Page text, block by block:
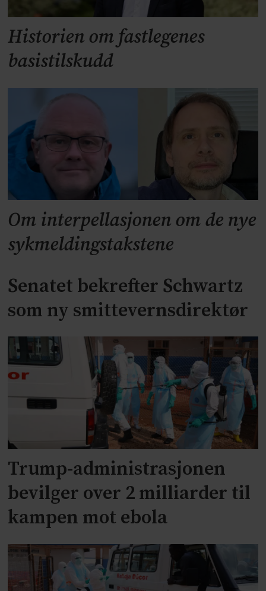
Historien om fastlegenes
basistilskudd
Om interpellasjonen om de nye
sykmeldingstakstene
Senatet bekrefter Schwartz
som ny smittevernsdirektør
Trump-administrasjonen
bevilger over 2 milliarder til
kampen mot ebola